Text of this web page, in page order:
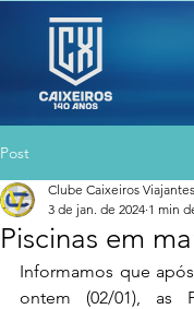
Post
Piscinas em
Clube Caixeiros Viajantes
3 de jan. de 2024 1 min
Informamos que
ontem (02/01), as